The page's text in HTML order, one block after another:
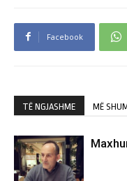
Facebook
TË NGJASHME MË